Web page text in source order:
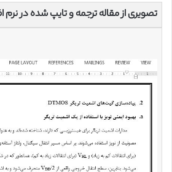
تصویری از مقاله ترجمه و تایپ شده در نرم